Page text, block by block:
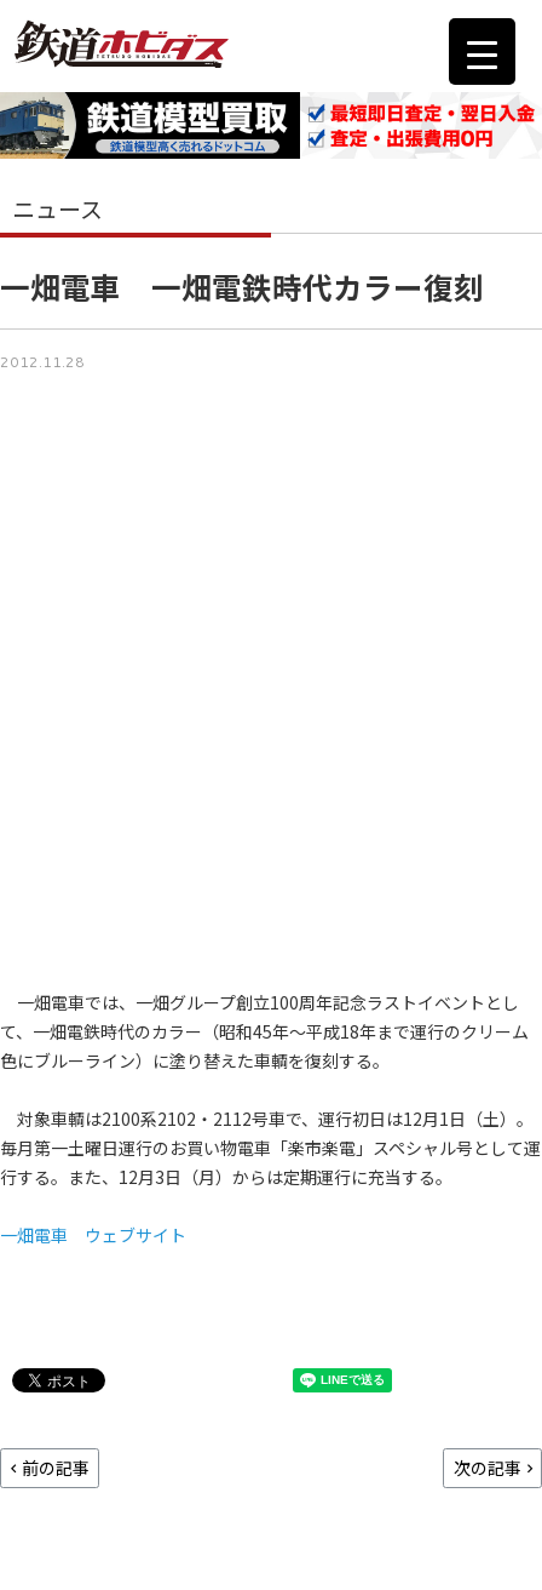
ニュース
一畑電車 一畑電鉄時代カラー復刻
2012.11.28
一畑電車では、一畑グループ創立100周年記念ラストイベントとし
て、一畑電鉄時代のカラー（昭和45年～平成18年まで運行のクリーム
色にブルーライン）に塗り替えた車輌を復刻する。
対象車輌は2100系2102・2112号車で、運行初日は12月1日（土）。
毎月第一土曜日運行のお買い物電車「楽市楽電」スペシャル号として運
行する。また、12月3日（月）からは定期運行に充当する。
一畑電車 ウェブサイト
前の記事 次の記事